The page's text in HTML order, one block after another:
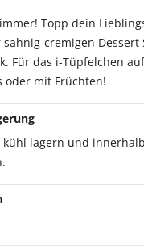
Topp dein
cremigen Dessert
Für das i-Tüpfelchen
oder mit Früchten!
kühl lagern und